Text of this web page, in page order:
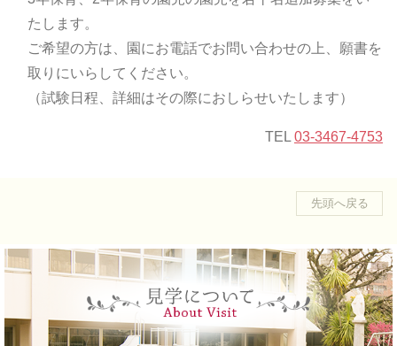
たします。
ご希望の方は、園にお電話でお問い合わせの上、願書を
取りにいらしてください。
（試験日程、詳細はその際におしらせいたします）
TEL 03-3467-4753
先頭へ戻る